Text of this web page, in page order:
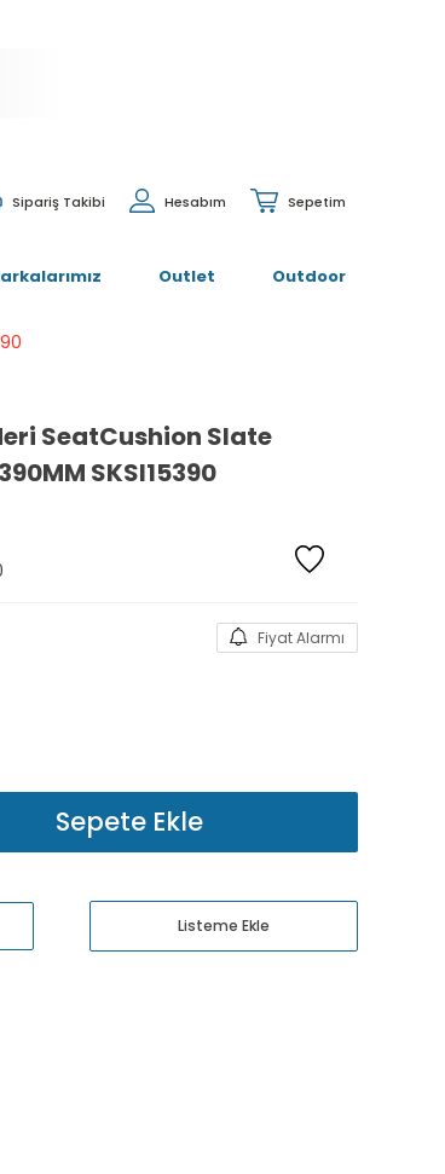
Sepetim
Hesabım
Sipariş Takibi
Outlet Outdoor
SeatCushion Slate
SKSI15390
Fiyat Alarmı
Sepete Ekle
Listeme Ekle